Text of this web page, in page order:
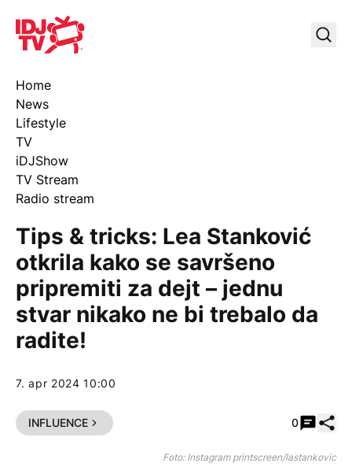
IDJ TV
Home
News
Lifestyle
TV
iDJShow
TV Stream
Radio stream
Tips & tricks: Lea Stanković
otkrila kako se savršeno
pripremiti za dejt – jednu
stvar nikako ne bi trebalo da
radite!
7. apr 2024 10:00
INFLUENCE 0
Foto: Instagram printscreen/lastankovic